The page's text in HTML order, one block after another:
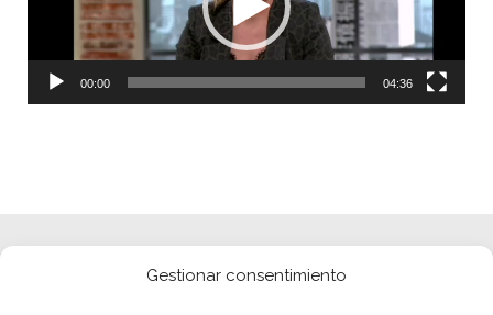
Gestionar consentimiento
00:00 04:36